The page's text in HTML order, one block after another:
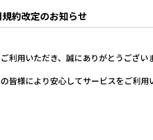
参考上代
1,110円
約改定のお知らせ
利用いただき、誠にありがとうござい
皆様により安心してサービスをご利